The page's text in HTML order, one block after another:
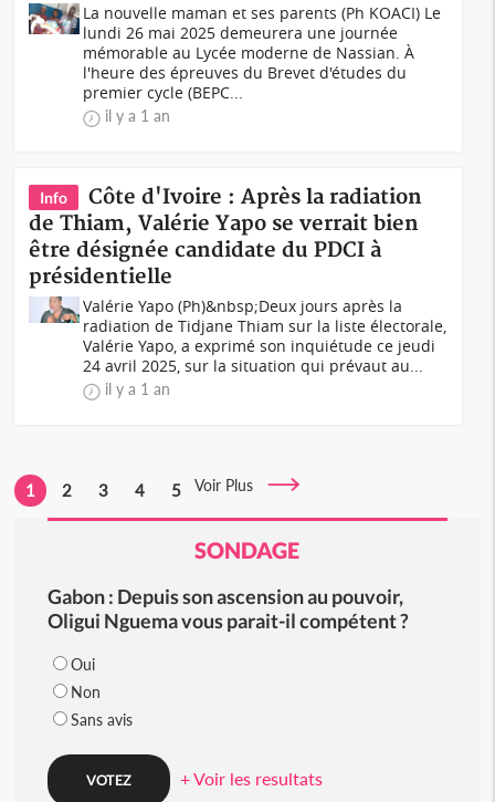
La nouvelle maman et ses parents (Ph KOACI) Le
lundi 26 mai 2025 demeurera une journée
mémorable au Lycée moderne de Nassian. À
l'heure des épreuves du Brevet d'études du
premier cycle (BEPC...
il y a 1 an
Info
Côte d'Ivoire : Après la radiation
de Thiam, Valérie Yapo se verrait bien
être désignée candidate du PDCI à
présidentielle
Valérie Yapo (Ph)&nbsp;Deux jours après la
radiation de Tidjane Thiam sur la liste électorale,
Valérie Yapo, a exprimé son inquiétude ce jeudi
24 avril 2025, sur la situation qui prévaut au...
il y a 1 an
1 2 3 4 5 Voir Plus
SONDAGE
Gabon : Depuis son ascension au pouvoir,
Oligui Nguema vous parait-il compétent ?
Oui
Non
Sans avis
+ Voir les resultats